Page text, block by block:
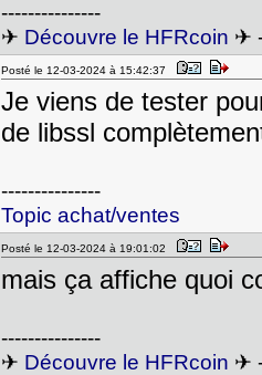
---------------
✈ Découvre le HFRcoin ✈
Posté le 12-03-2024 à 15:42:37
Je viens de tester
de libssl
---------------
Topic achat/ventes
Posté le 12-03-2024 à 19:01:02
mais ça affiche quoi
---------------
✈ Découvre le HFRcoin ✈